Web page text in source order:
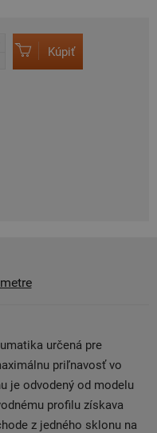
Kúpiť
určená pre
priľnavosť vo
je odvodený od modelu
profilu získava
z jedného sklonu na